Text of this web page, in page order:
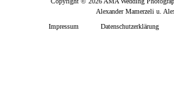
Alexander Mamerzeli u.
Impressum
Datenschutzerklärung